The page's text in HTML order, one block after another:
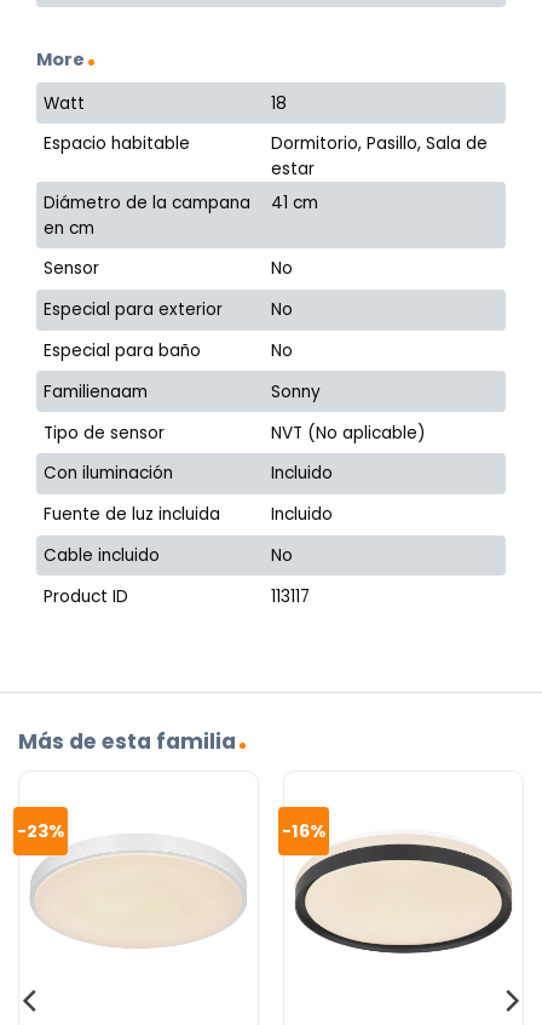
More
Watt
18
Espacio habitable
Dormitorio, Pasillo, Sala de
estar
Diámetro de la campana
en cm
41 cm
Sensor
No
Especial para exterior
No
Especial para baño
No
Familienaam
Sonny
Tipo de sensor
NVT (No aplicable)
Con iluminación
Incluido
Fuente de luz incluida
Incluido
Cable incluido
No
Product ID
113117
Más de esta familia
-23% -16%